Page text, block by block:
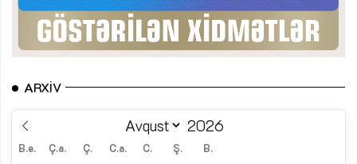
ARXIV
B.e. Ç.a. Ç. C.a. C. Ş. B.